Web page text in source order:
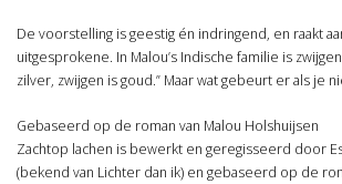
De voorstelling is geestig én indringend, en raakt
uitgesprokene. In Malou’s Indische familie is
zilver, zwijgen is goud.” Maar wat gebeurt er als je
Gebaseerd op de roman van Malou Holshuijsen
Zachtop lachen is bewerkt en geregisseerd door
(bekend van Lichter dan ik) en gebaseerd op de